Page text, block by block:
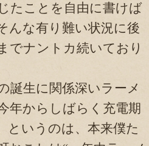
たことを自由に書けば
んな有り難い状況に後
でナントカ続いており
生に関係深いラーメ
年からしばらく充電期
というのは、本来僕た